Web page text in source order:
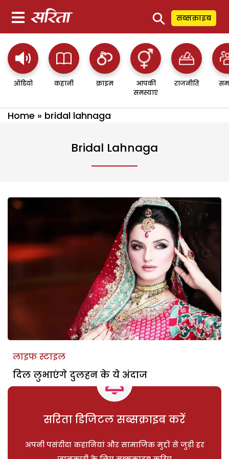
⚲ सब्सक्राइब
ऑडियो कहानी क्राइम
आपकी
समस्याएं
राजनीति
Home » bridal lahnaga
Bridal Lahnaga
लाइफ स्टाइल
दिल लुभाएंगे दुलहन के ये अंदाज
सरिता डिजिटल सब्सक्राइब करें
अपनी पसंदीदा कहानियां और सामाजिक मुद्दों से जुड़ी हर